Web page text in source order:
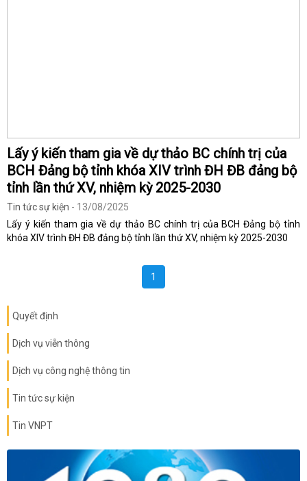
Lấy ý kiến tham gia về dự thảo BC chính trị của
BCH Đảng bộ tỉnh khóa XIV trình ĐH ĐB đảng bộ
tỉnh lần thứ XV, nhiệm kỳ 2025-2030
Tin tức sự kiện - 13/08/2025
Lấy ý kiến tham gia về dự thảo BC chính trị của BCH Đảng bộ tỉnh
khóa XIV trình ĐH ĐB đảng bộ tỉnh lần thứ XV, nhiệm kỳ 2025-2030
1
Quyết định
Dịch vụ viễn thông
Dịch vụ công nghệ thông tin
Tin tức sự kiện
Tin VNPT